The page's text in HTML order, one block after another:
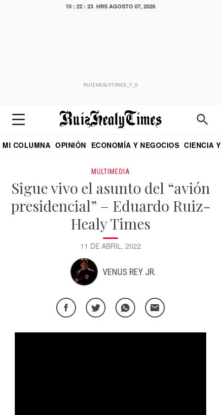
10 : 22 : 23 HRS AGOSTO 07, 2026
RUIZHEALYTIMES_T_0
MI COLUMNA OPINIÓN ECONOMÍA Y NEGOCIOS CIENCIA
MULTIMEDIA
Sigue vivo el asunto del “avión
presidencial” – Eduardo Ruiz-
Healy Times
11 DE ABRIL, 2022
VENUS REY JR.